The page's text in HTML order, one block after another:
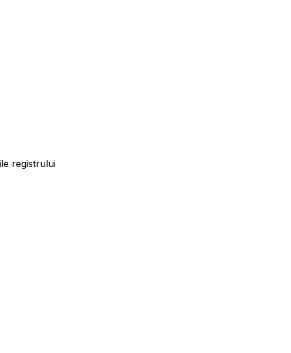
registrului